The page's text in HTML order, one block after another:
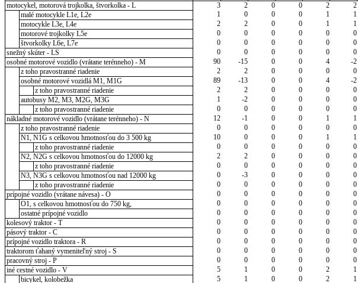
motocykel, motorová trojkolka, štvorkolka - L
3 2 0 0 2 2
malé motocykle L1e, L2e
1 0 0 0 1 1
motocykle L3e, L4e
2 2 0 0 1 1
motorové trojkolky L5e
0 0 0 0 0 0
štvorkolky L6e, L7e
0 0 0 0 0 0
snežný skúter - LS
0 0 0 0 0 0
osobné motorové vozidlo (vrátane terénneho) - M
90 -15 0 0 4 -2
z toho pravostranné riadenie
2 2 0 0 0 0
osobné motorové vozidlá M1, M1G
89 -13 0 0 4 -2
z toho pravostranné riadenie
2 2 0 0 0 0
autobusy M2, M3, M2G, M3G
1 -2 0 0 0 0
z toho pravostranné riadenie
0 0 0 0 0 0
nákladné motorové vozidlo (vrátane terénneho) - N
12 -1 0 0 1 1
z toho pravostranné riadenie
0 0 0 0 0 0
N1, N1G s celkovou hmotnosťou do 3 500 kg
10 0 0 0 1 1
z toho pravostranné riadenie
0 0 0 0 0 0
N2, N2G s celkovou hmotnosťou do 12000 kg
2 2 0 0 0 0
z toho pravostranné riadenie
0 0 0 0 0 0
N3, N3G s celkovou hmotnosťou nad 12000 kg
0 -3 0 0 0 0
z toho pravostranné riadenie
0 0 0 0 0 0
prípojné vozidlo (vrátane návesa) - O
0 0 0 0 0 0
O1, s celkovou hmotnosťou do 750 kg,
0 0 0 0 0 0
ostatné prípojné vozidlo
0 0 0 0 0 0
kolesový traktor - T
0 0 0 0 0 0
pásový traktor - C
0 0 0 0 0 0
prípojné vozidlo traktora - R
0 0 0 0 0 0
traktorom ťahaný vymeniteľný stroj - S
0 0 0 0 0 0
pracovný stroj - P
0 0 0 0 0 0
iné cestné vozidlo - V
5 1 0 0 2 1
bicykel, kolobežka
5 1 0 0 2 1